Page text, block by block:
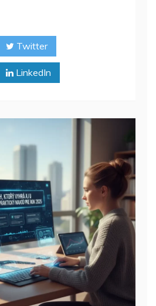
Twitter
LinkedIn